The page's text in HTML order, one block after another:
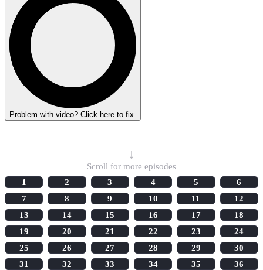
Problem with video? Click here to fix.
↓
Scroll for more episodes
1
2 3 4 5
6
7
8 9 10 11
12
13
14 15 16 17
18
19
20 21 22 23
24
25
26 27 28 29
30
31
32 33 34 35
36